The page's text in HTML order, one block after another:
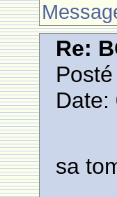
Re:
Date:
sa